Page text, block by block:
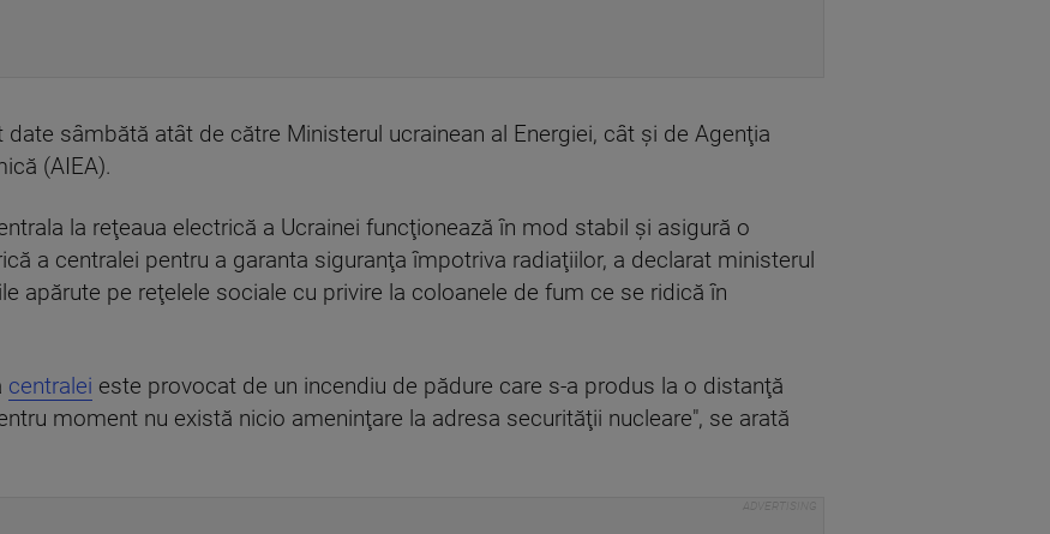
sâmbătă atât de către Ministerul ucrainean al Energiei, cât și de Agenţia
(AIEA).
la reţeaua electrică a Ucrainei funcţionează în mod stabil şi asigură o
a centralei pentru a garanta siguranţa împotriva radiaţiilor, a declarat ministerul
apărute pe reţelele sociale cu privire la coloanele de fum ce se ridică în
centralei este provocat de un incendiu de pădure care s-a produs la o distanţă
moment nu există nicio ameninţare la adresa securităţii nucleare", se arată